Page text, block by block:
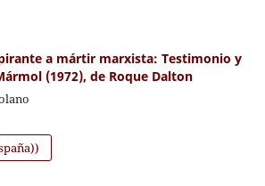
a mártir marxista: Testimonio y
(1972), de Roque Dalton